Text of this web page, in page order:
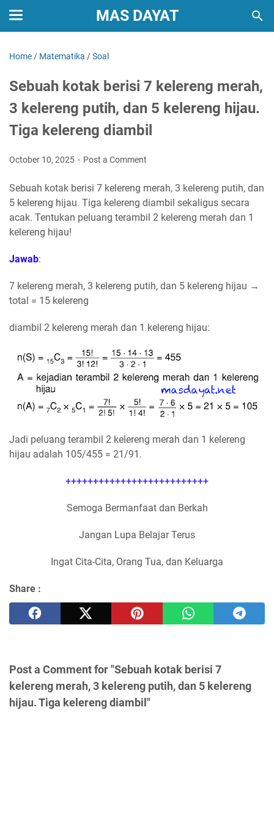
MAS DAYAT
Home / Matematika /Soal
Sebuah kotak berisi 7 kelereng merah,
3 kelereng putih, dan 5 kelereng hijau.
Tiga kelereng diambil
October 10, 2025 Post a Comment
Sebuah kotak berisi 7 kelereng merah, 3 kelereng putih, dan
5 kelereng hijau. Tiga kelereng diambil sekaligus secara
acak. Tentukan peluang terambil 2 kelereng merah dan 1
kelereng hijau!
Jawab:
7 kelereng merah, 3 kelereng putih, dan 5 kelereng hijau →
total = 15 kelereng
diambil 2 kelereng merah dan 1 kelereng hijau:
Jadi peluang terambil 2 kelereng merah dan 1 kelereng
hijau adalah 105/455 = 21/91.
++++++++++++++++++++++++++
Semoga Bermanfaat dan Berkah
Jangan Lupa Belajar Terus
Ingat Cita-Cita, Orang Tua, dan Keluarga
Share :
Post a Comment for "Sebuah kotak berisi 7
kelereng merah, 3 kelereng putih, dan 5 kelereng
hijau. Tiga kelereng diambil"